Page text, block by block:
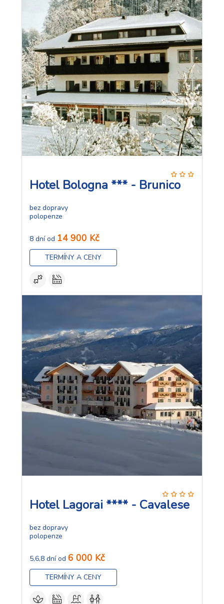
Hotel Bologna *** - Brunico
bez dopravy
polopenze
8 dní od 14 900 Kč
TERMÍNY A CENY
Hotel Lagorai **** - Cavalese
bez dopravy
polopenze
5,6,8 dní od 6 000 Kč
TERMÍNY A CENY